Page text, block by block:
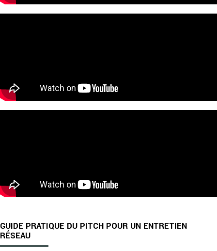
GUIDE PRATIQUE DU PITCH POUR UN ENTRETIEN
RÉSEAU